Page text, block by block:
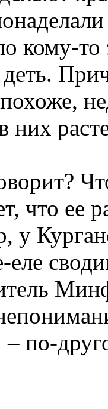
кому-то
деть.
них
что ее
у
еле
– по-